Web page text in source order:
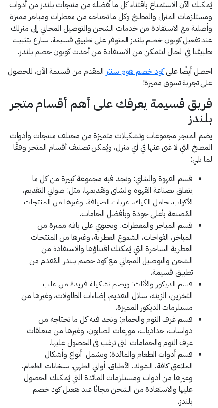
يُمكنك الآن الاستمتاع باقتناء كل ما تُفضله من منتجات بلندز من أدوات
ومستلزمات المنزل والمطبخ وكل ما تحتاجه من معطرات ومباخر مميزة
وأصلية مع الاستفادة من خدمات الشحن والتوصيل المجاني إلى منزلك
عند تفعيل كوبون خصم بلندز المتوفر على تطبيق قسيمة. سارع بتثبيت
تطبيقنا في الحال لتتمكن من الاستفادة من أحدث كوبون خصم بلندز.
احصل أيضًا علىكود خصم هوم سنتر المقدم من قسيمة الآن، للحصول
على تجربة تسوق مميزة!
فريق قسيمة يعرفك على أهم أقسام متجر
بلندز
يضم المتجر مجموعات وتشكيلات متميزة من مختلف منتجات وأدوات
المطبخ التي لا غنى عنها في أي منزل، ويُمكن تصنيف أقسام المتجر وفقًا
لما يلي:
قسم القهوة والشاي: ونجد فيه مجموعة كبيرة من كل ما
يتعلق بصناعة القهوة والشاي وتقديمها، مثل: صواني التقديم،
الأكواب، حامل الكيك، عربات الضيافة، وغيرها من المنتجات
المُصنعة بأعلى جودة وبأفضل الخامات.
قسم المباخر والمعطرات: ويحتوي على باقة مميزة من
المباخر، الفواحات، الشموع العطرية، وغيرها من المنتجات
العطرية الساحرة التي يُمكنك اقتناؤها والاستفادة من
الشحن والتوصيل المجاني مع كود خصم بلندز المُقدم من
تطبيق قسيمة.
قسم الديكور والأثاث: ويضم تشكيلة فريدة من علب
التخزين، الزينة، سلال التقديم، إضاءات الطاولات، وغيرها من
مستلزمات الديكور المميزة.
قسم غرف النوم والحمام: ونجد فيه كل ما تحتاجه من
دواسات، خداديات، موزعات الصابون، وغيرها من متعلقات
غرف النوم والحمامات التي ترغب في الحصول عليها.
قسم أدوات الطعام والمائدة: ويشمل أنواع وأشكال
الملاعق كافة، الشوك، الأطباق، أواني الطهي، سخانات الطعام،
وغيرها من أدوات ومستلزمات المائدة التي يُمكنك الحصول
عليها والاستفادة من الشحن مجانًا عند تفعيل كود خصم
بلندز.